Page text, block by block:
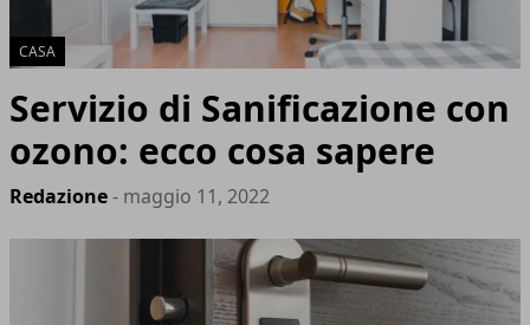
CASA
Servizio di Sanificazione con
ozono: ecco cosa sapere
Redazione- maggio 11, 2022